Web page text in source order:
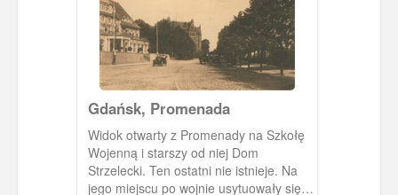
Gdańsk, Promenada
Widok otwarty z Promenady na Szkołę
Wojenną i starszy od niej Dom
Strzelecki. Ten ostatni nie istnieje. Na
jego miejscu po wojnie usytuowały się